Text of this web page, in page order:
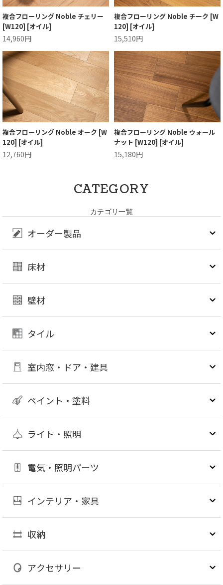
複合フローリング Noble チェリー
[W120] [オイル]
14,960円
複合フローリング Noble チーク [W
120] [オイル]
15,510円
複合フローリング Noble オーク [W
120] [オイル]
12,760円
複合フローリング Noble ウォール
ナット [W120] [オイル]
15,180円
CATEGORY
カテゴリ一覧
オーダー製品
床材
壁材
タイル
室内窓・ドア・建具
ペイント・塗料
ライト・照明
電気・照明パーツ
インテリア・家具
収納
アクセサリー